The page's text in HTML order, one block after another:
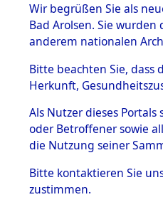
BESTÄNDE
Inhaftierungsdoku
mente
5. Verschiedenes
Todesmärsche
5.3.1 Alliierte
Wir begrüßen Sie als
Bad Arolsen. Sie
anderem nationalen
Bitte beachten Sie, dass
Herkunft,
Als Nutzer dieses
oder Betroffener sowie
die Nutzung seiner
Bitte kontaktieren Sie
zustimmen.